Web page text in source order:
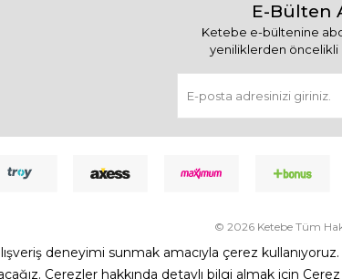
deneyimi sunmak amacıyla çerez
Çerezler hakkında detaylı bilgi almak için
E-Bülten
Ketebe e-bültenine
yeniliklerden öncelikli
© 2026 Ketebe Tüm